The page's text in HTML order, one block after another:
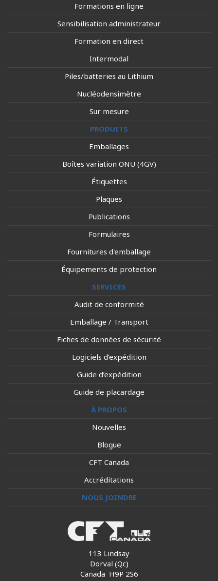
Formations en ligne
Sensibilisation administrateur
Formation en direct
Intermodal
Piles/batteries au Lithium
Nucléodensimètre
Sur mesure
PRODUITS
Emballages
Boîtes variation ONU (4GV)
Étiquettes
Plaques
Publications
Formulaires
Fournitures d'emballage
Équipements de protection
SERVICES
Audit de conformité
Emballage / Transport
Fiches de données de sécurité
Logiciels d’expédition
Guide d’expédition
Guide de placardage
À PROPOS
Nouvelles
Blogue
CFT Canada
Accréditations
NOUS JOINDRE
113 Lindsay
Dorval (Qc)
Canada H9P 2S6